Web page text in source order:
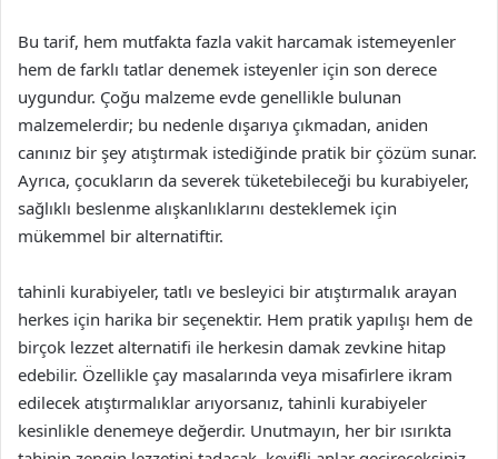
Bu tarif, hem mutfakta fazla vakit harcamak istemeyenler
hem de farklı tatlar denemek isteyenler için son derece
uygundur. Çoğu malzeme evde genellikle bulunan
malzemelerdir; bu nedenle dışarıya çıkmadan, aniden
canınız bir şey atıştırmak istediğinde pratik bir çözüm sunar.
Ayrıca, çocukların da severek tüketebileceği bu kurabiyeler,
sağlıklı beslenme alışkanlıklarını desteklemek için
mükemmel bir alternatiftir.
tahinli kurabiyeler, tatlı ve besleyici bir atıştırmalık arayan
herkes için harika bir seçenektir. Hem pratik yapılışı hem de
birçok lezzet alternatifi ile herkesin damak zevkine hitap
edebilir. Özellikle çay masalarında veya misafirlere ikram
edilecek atıştırmalıklar arıyorsanız, tahinli kurabiyeler
kesinlikle denemeye değerdir. Unutmayın, her bir ısırıkta